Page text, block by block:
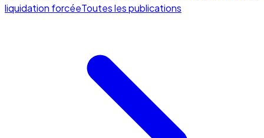
liquidation forcéeToutes les publications